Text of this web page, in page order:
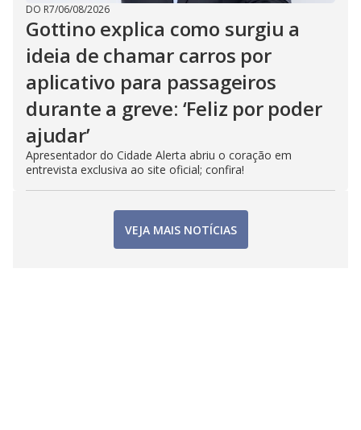
DO R7/06/08/2026
Gottino explica como surgiu a
ideia de chamar carros por
aplicativo para passageiros
durante a greve: ‘Feliz por poder
ajudar’
Apresentador do Cidade Alerta abriu o coração em
entrevista exclusiva ao site oficial; confira!
VEJA MAIS NOTÍCIAS